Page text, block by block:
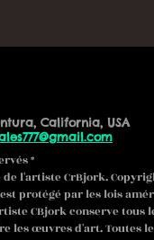
*
l'artiste CrBjork.
protégé par les lois
CBjork conserve tous
les œuvres d'art. Toutes
California, USA